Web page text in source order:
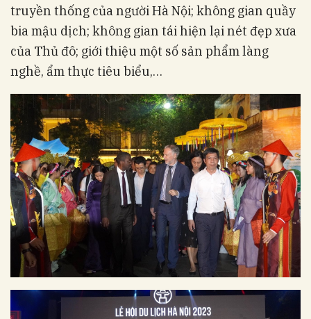
truyền thống của người Hà Nội; không gian quầy
bia mậu dịch; không gian tái hiện lại nét đẹp xưa
của Thủ đô; giới thiệu một số sản phẩm làng
nghề, ẩm thực tiêu biểu,…